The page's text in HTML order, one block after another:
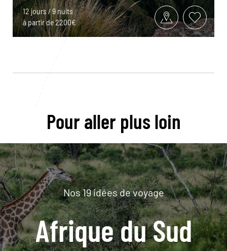
12 jours / 9 nuits
à partir de 2200€
Pour aller plus loin
Nos 19 idées de voyage
Afrique du Sud